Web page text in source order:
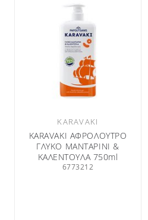
KARAVAKI
KARAVAKI ΑΦΡΟΛΟΥΤΡΟ
ΓΛΥΚΟ ΜΑΝΤΑΡΙΝΙ &
ΚΑΛΕΝΤΟΥΛΑ 750ml
6773212